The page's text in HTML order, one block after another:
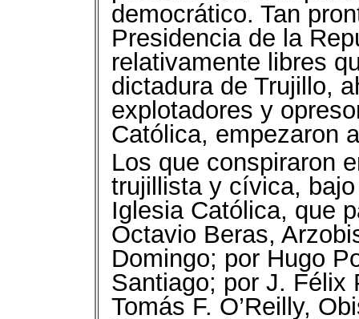
democrático. Tan
Presidencia de la
relativamente libres
dictadura de Trujillo,
explotadores y
Católica, empezaron
Los que conspiraron
trujillista y cívica,
Iglesia Católica, que
Octavio Beras,
Domingo; por Hugo
Santiago; por J. Félix
Tomás F. O’Reilly,